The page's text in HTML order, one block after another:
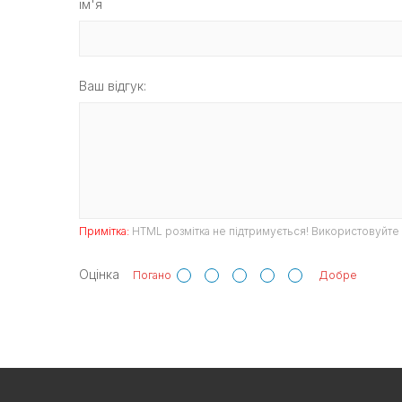
ім'я
Ваш відгук:
Примітка: HTML розмітка не підтримується! Використовуйте
Оцінка Погано Добре